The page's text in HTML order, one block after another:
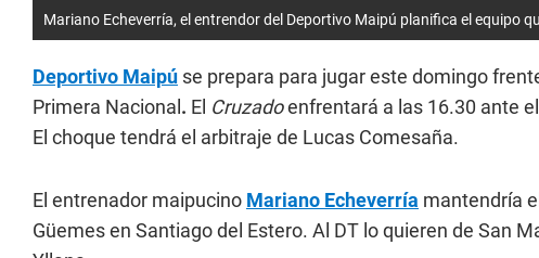
Mariano Echeverría, el entrendor del Deportivo Maipú planifica el equipo
Deportivo Maipú se prepara para jugar este domingo
Primera Nacional . El Cruzadoenfrentará a las 16.30 ante el
El choque tendrá el arbitraje de Lucas Comesaña.
El entrenador maipucino Mariano Echeverría mantendría
Güemes en Santiago del Estero. Al DT lo quieren de San